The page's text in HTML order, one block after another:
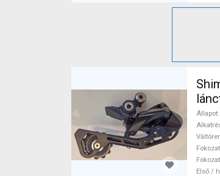
Állapot
Első /